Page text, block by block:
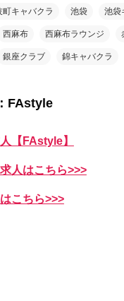
町キャバクラ 池袋 池袋
西麻布 西麻布ラウンジ
銀座クラブ 錦キャバクラ
FAstyle
【FAstyle】
人はこちら>>>
こちら>>>